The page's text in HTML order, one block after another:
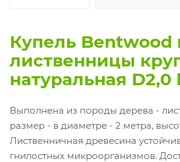
Купель Bentwood
лиственницы
натуральная D2,0
Выполнена из породы дерева -
размер - в диаметре - 2 метра,
Лиственничная древесина
гнилостных микроорганизмов.